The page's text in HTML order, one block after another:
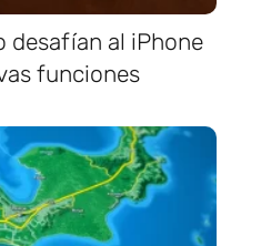
desafían al iPhone
funciones